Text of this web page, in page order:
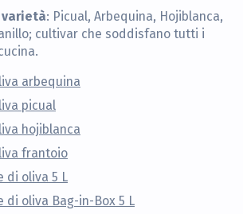
: Picual, Arbequina, Hojiblanca,
cultivar che soddisfano tutti i
arbequina
picual
hojiblanca
frantoio
di oliva 5 L
di oliva Bag-in-Box 5 L